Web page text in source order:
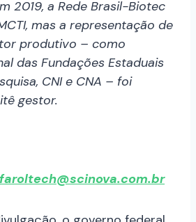
2019, a Rede Brasil-Biotec
mas a representação de
produtivo – como
das Fundações Estaduais
CNI e CNA – foi
gestor.
faroltech@scinova.com.br